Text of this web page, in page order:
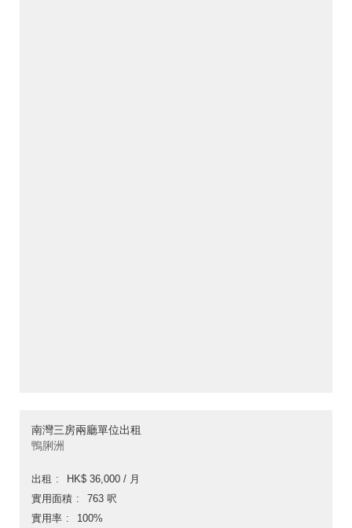
南灣三房兩廳單位出租
鴨脷洲
出租
HK$ 36,000 / 月
實用面積
763 呎
實用率
100%